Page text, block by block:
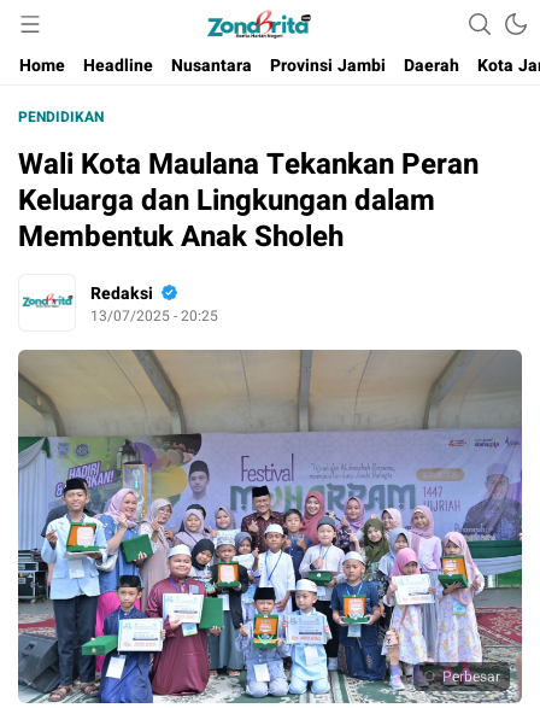
Berita Harian Negeri
Home
Headline Nusantara Provinsi Jambi Daerah Kota
PENDIDIKAN
Wali Kota Maulana Tekankan Peran
Keluarga dan Lingkungan dalam
Membentuk Anak Sholeh
Redaksi
13/07/2025 - 20:25
Perbesar